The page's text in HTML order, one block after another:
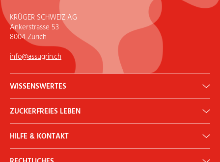
KRÜGER SCHWEIZ AG
Ankerstrasse 53
8004 Zürich
info@assugrin.ch
WISSENSWERTES
ADI Rechner
Historie
Newsletter
ZUCKERFREIES LEBEN
Diabetes
Ernährung & Gesundheit
Mythen & Fakten
HILFE & KONTAKT